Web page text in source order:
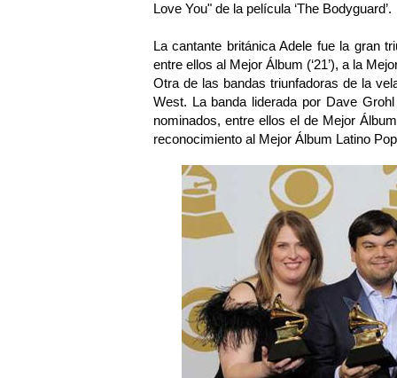
Love You" de la película ‘The Bodyguard’.
La cantante británica Adele fue la gran
entre ellos al Mejor Álbum (‘21’), a la
Otra de las bandas triunfadoras de la
West. La banda liderada por Dave
nominados, entre ellos el de Mejor
reconocimiento al Mejor Álbum Latino